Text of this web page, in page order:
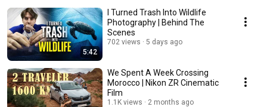
5:42
I Turned Trash Into Wildlife
Photography | Behind The
Scenes
702 views 5 days ago
We Spent A Week Crossing
Morocco | Nikon ZR Cinematic
Film
1.1K views 2 months ago